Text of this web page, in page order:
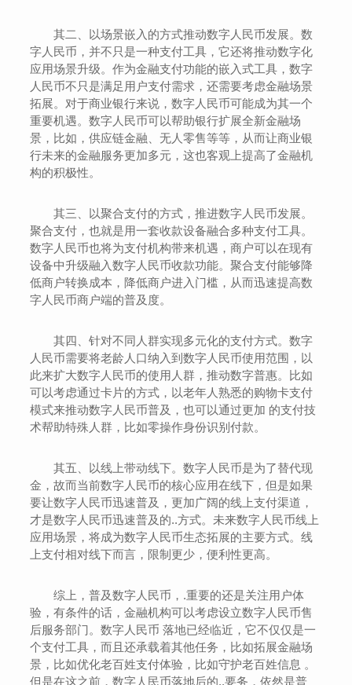
其二、以场景嵌入的方式推动数字人民币发展。数
字人民币，并不只是一种支付工具，它还将推动数字化
应用场景升级。作为金融支付功能的嵌入式工具，数字
人民币不只是满足用户支付需求，还需要考虑金融场景
拓展。对于商业银行来说，数字人民币可能成为其一个
重要机遇。数字人民币可以帮助银行扩展全新金融场
景，比如，供应链金融、无人零售等等，从而让商业银
行未来的金融服务更加多元，这也客观上提高了金融机
构的积极性。
其三、以聚合支付的方式，推进数字人民币发展。
聚合支付，也就是用一套收款设备融合多种支付工具。
数字人民币也将为支付机构带来机遇，商户可以在现有
设备中升级融入数字人民币收款功能。聚合支付能够降
低商户转换成本，降低商户进入门槛，从而迅速提高数
字人民币商户端的普及度。
其四、针对不同人群实现多元化的支付方式。数字
人民币需要将老龄人口纳入到数字人民币使用范围，以
此来扩大数字人民币的使用人群，推动数字普惠。比如
可以考虑通过卡片的方式，以老年人熟悉的购物卡支付
模式来推动数字人民币普及，也可以通过更加 的支付技
术帮助特殊人群，比如零操作身份识别付款。
其五、以线上带动线下。数字人民币是为了替代现
金，故而当前数字人民币的核心应用在线下，但是如果
要让数字人民币迅速普及，更加广阔的线上支付渠道，
才是数字人民币迅速普及的..方式。未来数字人民币线上
应用场景，将成为数字人民币生态拓展的主要方式。线
上支付相对线下而言，限制更少，便利性更高。
综上，普及数字人民币，.重要的还是关注用户体
验，有条件的话，金融机构可以考虑设立数字人民币售
后服务部门。数字人民币 落地已经临近，它不仅仅是一
个支付工具，而且还承载着其他任务，比如拓展金融场
景，比如优化老百姓支付体验，比如守护老百姓信息 。
但是在这之前，数字人民币落地后的..要务，依然是普